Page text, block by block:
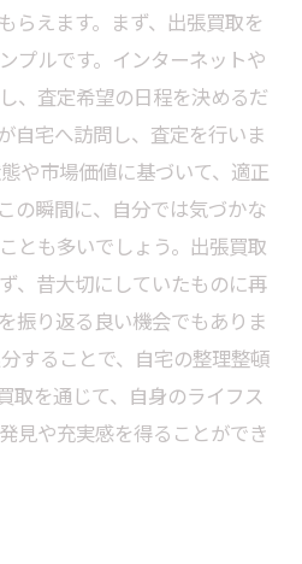
らえます。まず、出張買取を
プルです。インターネットや
、査定希望の日程を決めるだ
自宅へ訪問し、査定を行いま
や市場価値に基づいて、適正
の瞬間に、自分では気づかな
とも多いでしょう。出張買取
、昔大切にしていたものに再
振り返る良い機会でもありま
することで、自宅の整理整頓
取を通じて、自身のライフス
見や充実感を得ることができ